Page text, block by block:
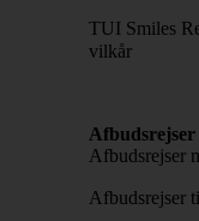
TUI Smiles
vilkår
Afbudsrejser
Afbudsrejser
Afbudsrejser